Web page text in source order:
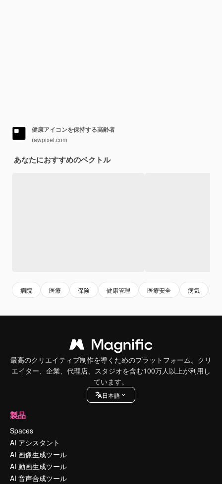
健康アイコンを保持する高齢者
rawpixel.com
あなたにおすすめのベクトル
病院 医療 保険 健康管理 医療安全 病気
最高のクリエイティブ制作を導くためのプラットフォーム。クリ
エイター、企業、代理店、スタジオを含む100万人以上が利用し
ています。
日本語
製品
Spaces
AI アシスタント
AI 画像生成ツール
AI 動画生成ツール
AI 音声合成ツール